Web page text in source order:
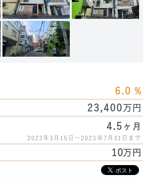
6.0 %
23,400万円
4.5 ヶ月
2023年3月15日～2023年7月31日まで
10万円